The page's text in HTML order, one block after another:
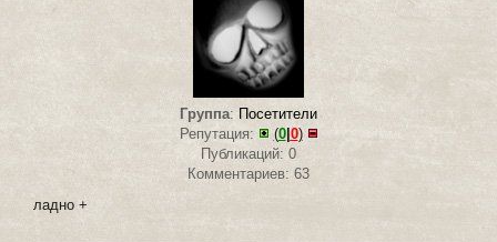
Группа: Посетители
Репутация:
(0| 0)
Публикаций: 0
Комментариев: 63
ладно +